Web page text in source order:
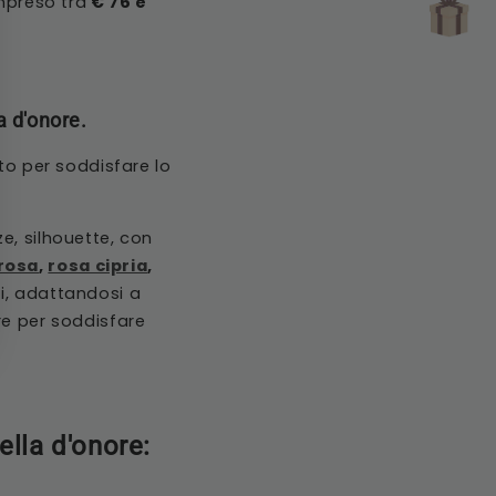
d'onore.
per soddisfare lo
silhouette, con
, rosa cipria,
adattandosi a
per soddisfare
d'onore: